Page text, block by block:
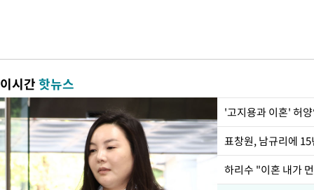
이시간핫뉴스
'고지용과 이혼' 허
하리수 "이혼 내가